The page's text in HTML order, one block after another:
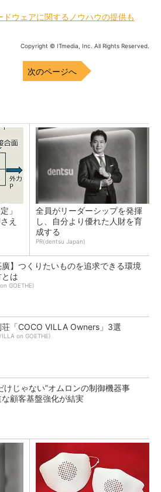
ドウェアに関するノウハウの提供も
Copyright © ITmedia, Inc. All Rights Reserved.
次のページへ
」
え
全員がリーダーシップを発揮
し、自分より優れた人財を育
成する
PR(dentsu Japan)
廣】つくりたいものを追求できる環境
は
GOETHE)
荘「COCO VILLA Owners」3選
on GOETHE)
けじゃない”オムロンの制御機器事
顧客基盤強化が結実